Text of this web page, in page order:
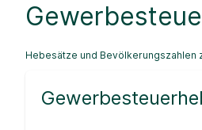
Hebesätze und Bevölkerungszahlen